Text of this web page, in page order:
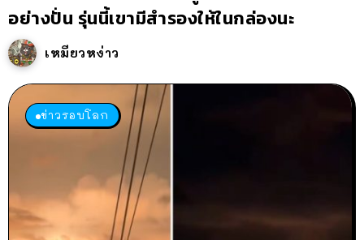
อย่างปั่น รุ่นนี้เขามีสำรองให้ในกล่องนะ
เหมียวหง่าว
ข่าวรอบโลก